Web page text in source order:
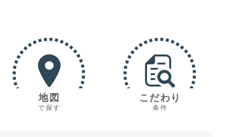
地図
で探す
こだわり
条件